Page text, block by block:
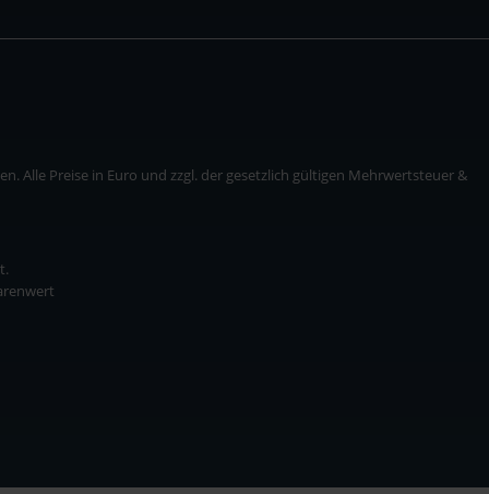
Alle Preise in Euro und zzgl. der gesetzlich gültigen Mehrwertsteuer &